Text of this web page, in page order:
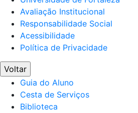
Avaliação Institucional
Responsabilidade Social
Acessibilidade
Política de Privacidade
Voltar
Guia do Aluno
Cesta de Serviços
Biblioteca